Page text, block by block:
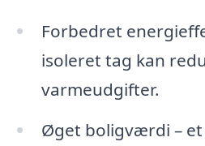
Forbedret
isoleret tag kan
varmeudgifter.
Øget boligværdi –